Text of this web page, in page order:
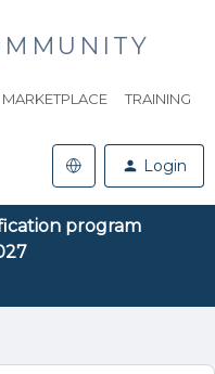
MARKETPLACE TRAINING
Login
program